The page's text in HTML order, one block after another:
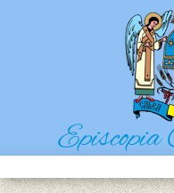
Episcopia
Situl oficial al Episcopiei